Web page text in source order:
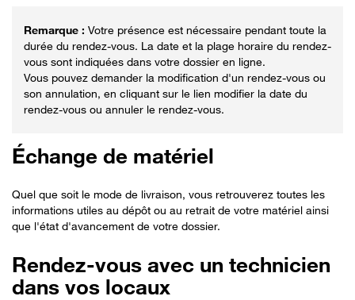
Votre présence est nécessaire pendant toute la
durée du rendez-vous. La date et la plage horaire du rendez-
vous sont indiquées dans votre dossier en ligne.
Vous pouvez demander la modification d'un rendez-vous ou
son annulation, en cliquant sur le lien modifier la date du
rendez-vous ou annuler le rendez-vous.
Échange de matériel
Quel que soit le mode de livraison, vous retrouverez toutes les
informations utiles au dépôt ou au retrait de votre matériel ainsi
que l'état d'avancement de votre dossier.
Rendez-vous avec un technicien
dans vos locaux